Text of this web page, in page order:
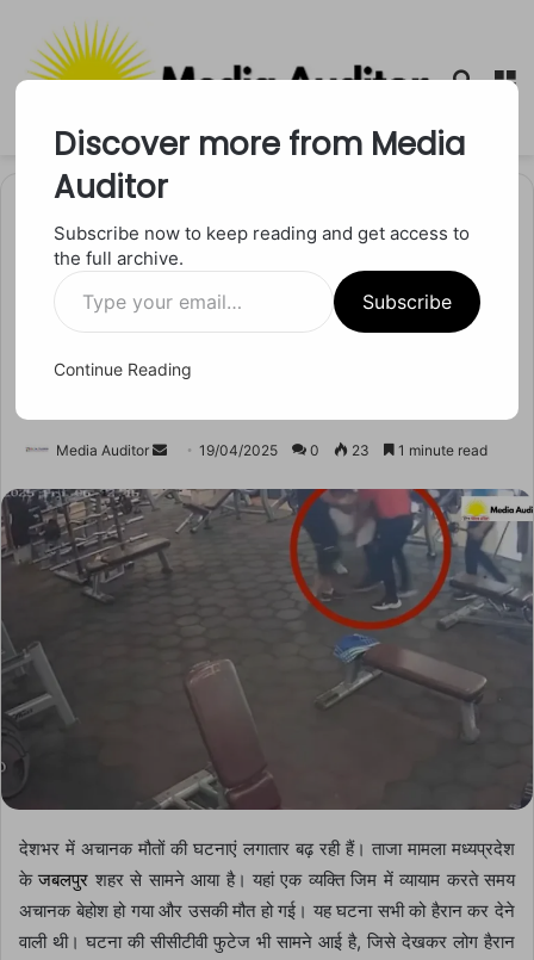
Search
मध्य प्रदेश
CPR देने के बाद भी नहीं बची जान,
Media Auditor
Send
email
19/04/2025 0 23 1 minute read
देशभर में अचानक मौतों की घटनाएं लगातार बढ़ रही हैं। ताजा मामला मध्यप्रदेश
केजबलपुर शहर से सामने आया है। यहां एक व्यक्ति जिम में व्यायाम करते समय
अचानक बेहोश हो गया और उसकी मौत हो गई। यह घटना सभी को हैरान कर देने
वाली थी। घटना की सीसीटीवी फुटेज भी सामने आई है, जिसे देखकर लोग हैरान
Discover more from Media
Auditor
Subscribe now to keep reading and get access to
the full archive.
Type
your
email…
Subscribe
Continue Reading